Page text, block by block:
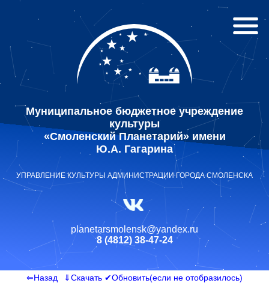
Муниципальное бюджетное учреждение
культуры
«Смоленский Планетарий» имени
Ю.А. Гагарина
УПРАВЛЕНИЕ КУЛЬТУРЫ АДМИНИСТРАЦИИ ГОРОДА СМОЛЕНСКА
planetarsmolensk@yandex.ru
8 (4812) 38-47-24
⇐Назад ⇓Скачать ✔Обновить(если не отобразилось)